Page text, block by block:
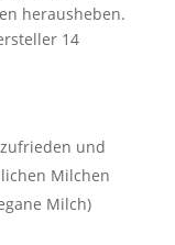
herausheben.
14
und
Milchen
Milch)